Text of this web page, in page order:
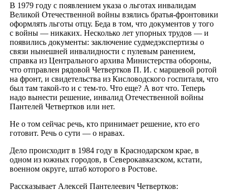
В 1979 году с появлением указа о льготах инвалидам
Великой Отечественной войны взялись братья-фронтовики
оформлять льготы отцу. Беда в том, что документов у того
с войны — никаких. Несколько лет упорных трудов — и
появились документы: заключение судмедэкспертизы о
связи нынешней инвалидности с пулевым ранением,
справка из Центрального архива Министерства обороны,
что отправлен рядовой Четвертков П. И. с маршевой ротой
на фронт, и свидетельства из Кисловодского госпиталя, что
был там такой-то и с тем-то. Что еще? А вот что. Теперь
надо вынести решение, инвалид Отечественной войны
Пантелей Четвертков или нет.
Не о том сейчас речь, кто принимает решение, кто его
готовит. Речь о сути — о нравах.
Дело происходит в 1984 году в Краснодарском крае, в
одном из южных городов, в Северокавказском, кстати,
военном округе, штаб которого в Ростове.
Рассказывает Алексей Пантелеевич Четвертков: